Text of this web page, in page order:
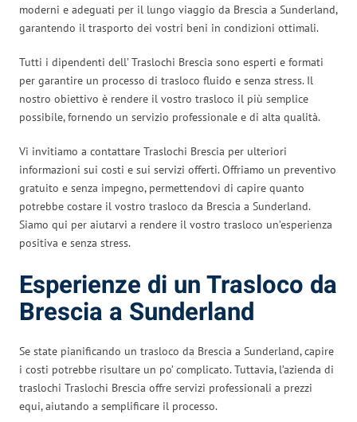
moderni e adeguati per il lungo viaggio da Brescia a Sunderland,
garantendo il trasporto dei vostri beni in condizioni ottimali.
Tutti i dipendenti dell’ Traslochi Brescia sono esperti e formati
per garantire un processo di trasloco fluido e senza stress. Il
nostro obiettivo è rendere il vostro trasloco il più semplice
possibile, fornendo un servizio professionale e di alta qualità.
Vi invitiamo a contattare Traslochi Brescia per ulteriori
informazioni sui costi e sui servizi offerti. Offriamo un preventivo
gratuito e senza impegno, permettendovi di capire quanto
potrebbe costare il vostro trasloco da Brescia a Sunderland.
Siamo qui per aiutarvi a rendere il vostro trasloco un’esperienza
positiva e senza stress.
Esperienze di un Trasloco da
Brescia a Sunderland
Se state pianificando un trasloco da Brescia a Sunderland, capire
i costi potrebbe risultare un po’ complicato. Tuttavia, l’azienda di
traslochi Traslochi Brescia offre servizi professionali a prezzi
equi, aiutando a semplificare il processo.